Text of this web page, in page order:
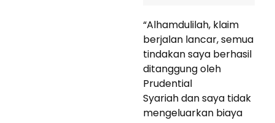
“Alhamdulilah, klaim
berjalan lancar, semua
tindakan saya berhasil
ditanggung oleh
Prudential
Syariah dan saya tidak
mengeluarkan biaya